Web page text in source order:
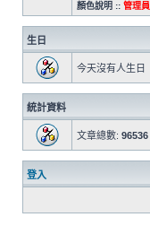
顏色說明 :: 管理員
生日
今天沒有人生日
統計資料
文章總數: 96536
登入